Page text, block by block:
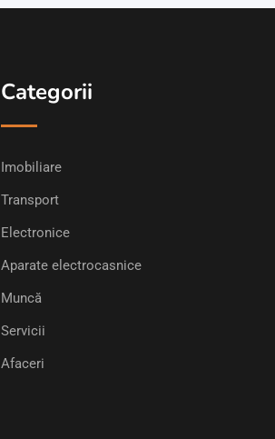
Categorii
Imobiliare
Transport
Electronice
Aparate electrocasnice
Muncă
Servicii
Afaceri